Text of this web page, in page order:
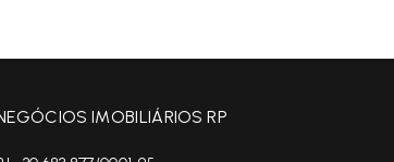
IMOBILIÁRIOS RP